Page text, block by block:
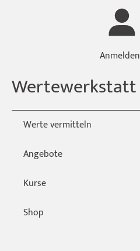
Anmelden
Wertewerkstatt
Werte vermitteln
Angebote
Kurse
Shop